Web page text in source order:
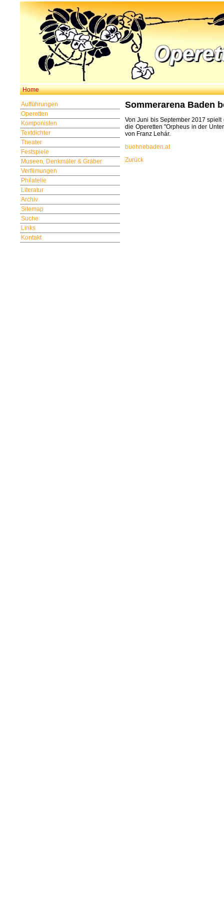
Home
Aufführungen
Operetten
Komponisten
Textdichter
Theater
Festspiele
Museen, Denkmäler & Gräber
Verfilmungen
Philatelie
Literatur
Archiv
Sitemap
Suche
Links
Kontakt
Sommerarena Baden
Von Juni bis September 2017
die Operetten "Orpheus in der
von Franz Lehár.
buehnebaden.at
Zurück